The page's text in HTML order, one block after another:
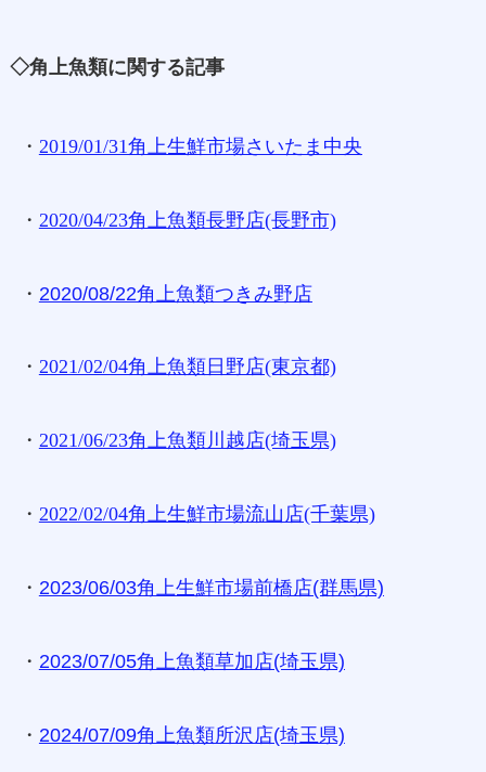
◇角上魚類に関する記事
・ 2019/01/31角上生鮮市場さいたま中央
・ 2020/04/23角上魚類長野店(長野市)
・ 2020/08/22角上魚類つきみ野店
・ 2021/02/04角上魚類日野店(東京都)
・ 2021/06/23角上魚類川越店(埼玉県)
・ 2022/02/04角上生鮮市場流山店(千葉県)
・ 2023/06/03角上生鮮市場前橋店(群馬県)
・ 2023/07/05角上魚類草加店(埼玉県)
・ 2024/07/09角上魚類所沢店(埼玉県)